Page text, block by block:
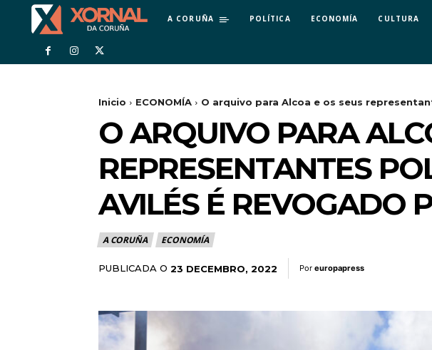
A CORUÑA POLÍTICA ECONOMÍA CULTURA
Inicio ECONOMÍA O arquivo para Alcoa e os seus
O ARQUIVO PARA
REPRESENTANTES
AVILÉS É REVOGADO
A CORUÑA ECONOMÍA
PUBLICADA O 23 DECEMBRO, 2022 Por europapress